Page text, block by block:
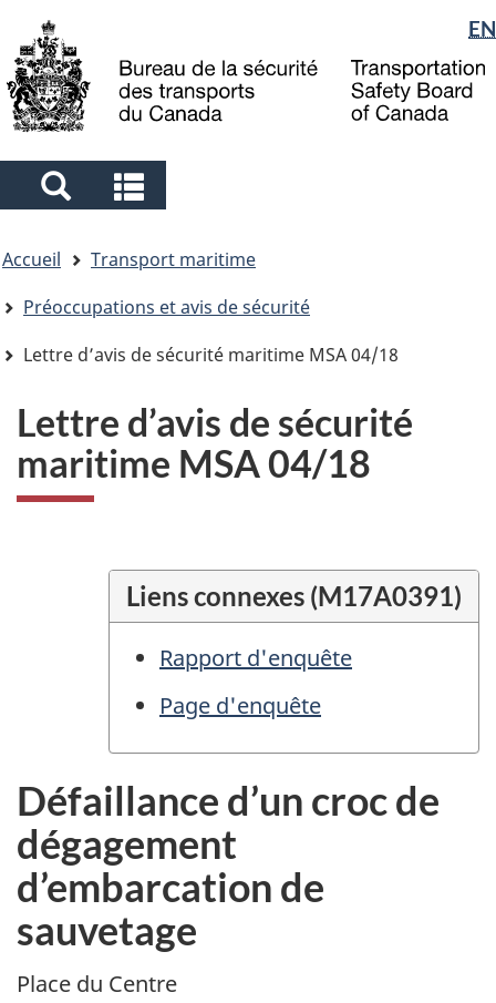
to
main
to
"About
government"
à
la
Sélection
de
la
langue
EN
Search
and
menus
and
menus
êtes
ici
Accueil
Transport maritime
Préoccupations et avis de sécurité
Lettre d’avis de sécurité maritime MSA 04/18
Lettre d’avis de sécurité
maritime MSA 04/18
Liens connexes (M17A0391)
Rapport d'enquête
Page d'enquête
Défaillance d’un croc de
dégagement
d’embarcation de
sauvetage
Place du Centre